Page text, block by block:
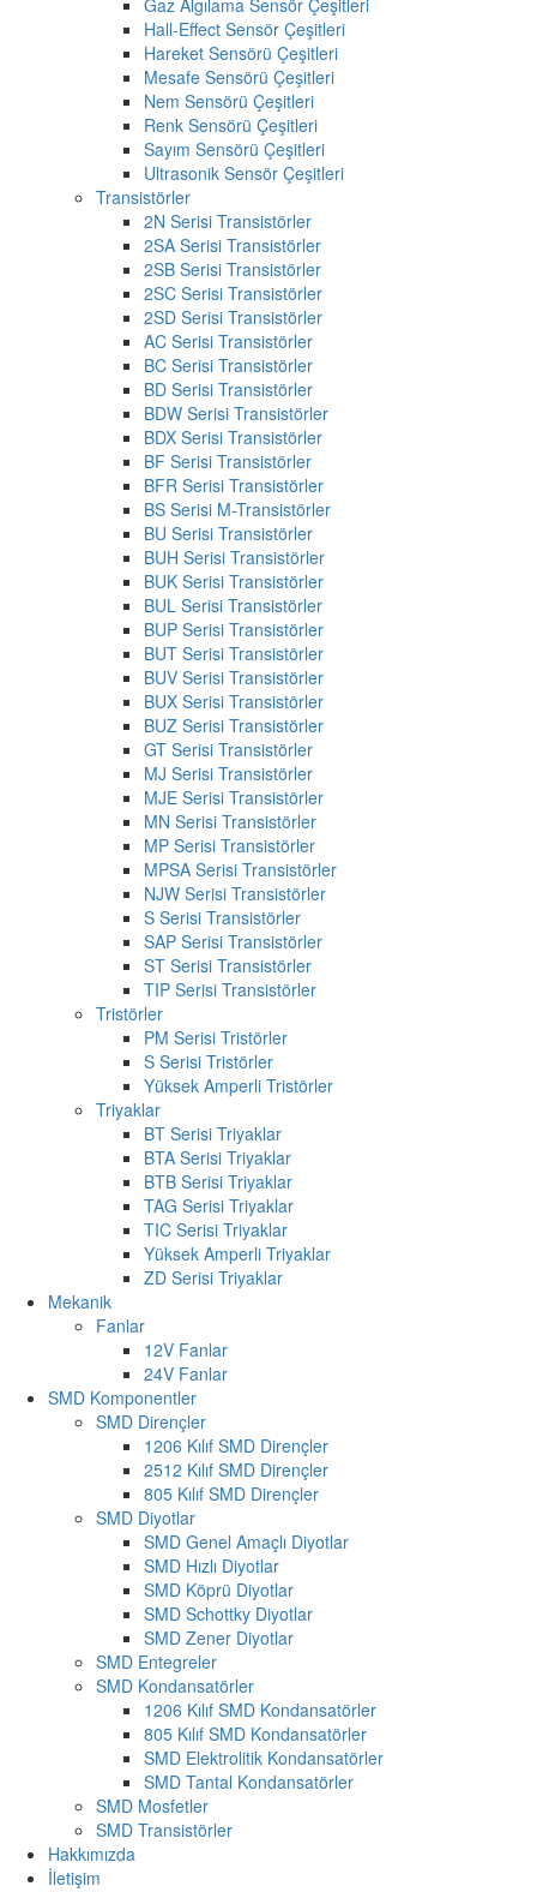
Gaz Algılama Sensör Çeşitleri
Hall-Effect Sensör Çeşitleri
Hareket Sensörü Çeşitleri
Mesafe Sensörü Çeşitleri
Nem Sensörü Çeşitleri
Renk Sensörü Çeşitleri
Sayım Sensörü Çeşitleri
Ultrasonik Sensör Çeşitleri
Transistörler
2N Serisi Transistörler
2SA Serisi Transistörler
2SB Serisi Transistörler
2SC Serisi Transistörler
2SD Serisi Transistörler
AC Serisi Transistörler
BC Serisi Transistörler
BD Serisi Transistörler
BDW Serisi Transistörler
BDX Serisi Transistörler
BF Serisi Transistörler
BFR Serisi Transistörler
BS Serisi M-Transistörler
BU Serisi Transistörler
BUH Serisi Transistörler
BUK Serisi Transistörler
BUL Serisi Transistörler
BUP Serisi Transistörler
BUT Serisi Transistörler
BUV Serisi Transistörler
BUX Serisi Transistörler
BUZ Serisi Transistörler
GT Serisi Transistörler
MJ Serisi Transistörler
MJE Serisi Transistörler
MN Serisi Transistörler
MP Serisi Transistörler
MPSA Serisi Transistörler
NJW Serisi Transistörler
S Serisi Transistörler
SAP Serisi Transistörler
ST Serisi Transistörler
TIP Serisi Transistörler
Tristörler
PM Serisi Tristörler
S Serisi Tristörler
Yüksek Amperli Tristörler
Triyaklar
BT Serisi Triyaklar
BTA Serisi Triyaklar
BTB Serisi Triyaklar
TAG Serisi Triyaklar
TIC Serisi Triyaklar
Yüksek Amperli Triyaklar
ZD Serisi Triyaklar
Mekanik
Fanlar
12V Fanlar
24V Fanlar
SMD Komponentler
SMD Dirençler
1206 Kılıf SMD Dirençler
2512 Kılıf SMD Dirençler
805 Kılıf SMD Dirençler
SMD Diyotlar
SMD Genel Amaçlı Diyotlar
SMD Hızlı Diyotlar
SMD Köprü Diyotlar
SMD Schottky Diyotlar
SMD Zener Diyotlar
SMD Entegreler
SMD Kondansatörler
1206 Kılıf SMD Kondansatörler
805 Kılıf SMD Kondansatörler
SMD Elektrolitik Kondansatörler
SMD Tantal Kondansatörler
SMD Mosfetler
SMD Transistörler
Hakkımızda
İletişim